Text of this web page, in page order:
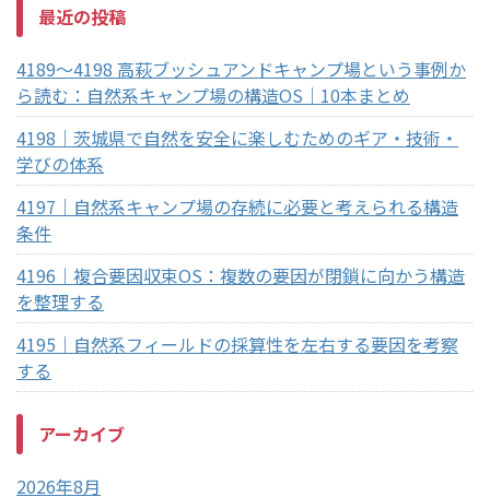
最近の投稿
4189～4198 高萩ブッシュアンドキャンプ場という事例か
ら読む：自然系キャンプ場の構造OS｜10本まとめ
4198｜茨城県で自然を安全に楽しむためのギア・技術・
学びの体系
4197｜自然系キャンプ場の存続に必要と考えられる構造
条件
4196｜複合要因収束OS：複数の要因が閉鎖に向かう構造
を整理する
4195｜自然系フィールドの採算性を左右する要因を考察
する
アーカイブ
2026年8月